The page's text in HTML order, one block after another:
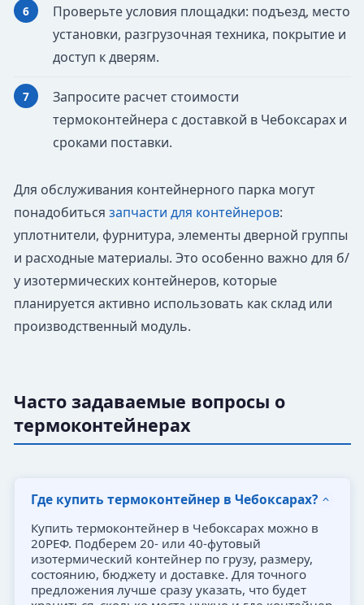
Проверьте условия площадки: подъезд, место
установки, разгрузочная техника, покрытие и
доступ к дверям.
Запросите расчет стоимости
термоконтейнера с доставкой в Чебоксарах и
сроками поставки.
Для обслуживания контейнерного парка могут
понадобиться запчасти для контейнеров:
уплотнители, фурнитура, элементы дверной группы
и расходные материалы. Это особенно важно для б/
у изотермических контейнеров, которые
планируется активно использовать как склад или
производственный модуль.
Часто задаваемые вопросы о
термоконтейнерах
Где купить термоконтейнер в Чебоксарах?
Купить термоконтейнер в Чебоксарах можно в
20РЕФ. Подберем 20- или 40-футовый
изотермический контейнер по грузу, размеру,
состоянию, бюджету и доставке. Для точного
предложения лучше сразу указать, что будет